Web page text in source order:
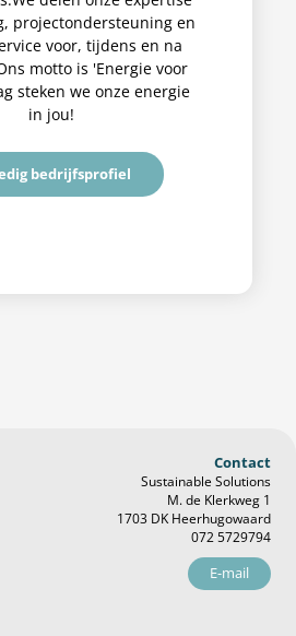
projectondersteuning en
voor, tijdens en na
motto is 'Energie voor
steken we onze energie
in jou!
bedrijfsprofiel
Contact
Sustainable Solutions
M. de Klerkweg 1
1703 DK Heerhugowaard
072 5729794
E-mail